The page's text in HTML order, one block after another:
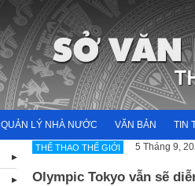
QUẢN LÝ NHÀ NƯỚC VĂN BẢN TIN
THỂ THAO THẾ GIỚI 5 Tháng 9,
Olympic Tokyo vẫn sẽ